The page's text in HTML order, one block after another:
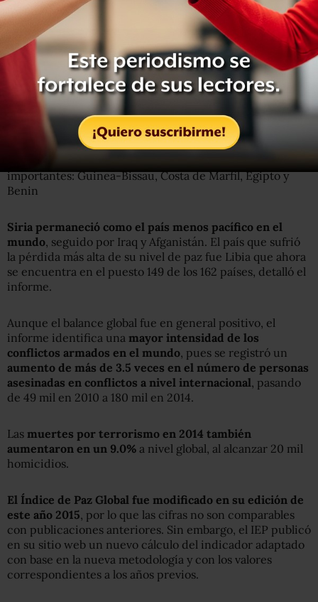
En cuanto a los resultados del Índice de Paz Global 2015,
los países más pacíficos son Islandia, Dinamarca y
. Y los países que ha registrado mejoras
importantes: Guinea-Bissau, Costa de Marfil, Egipto y
Benin
Siria permaneció como el país menos pacífico en el
mundo , seguido por Iraq y Afganistán. El país que sufrió
la pérdida más alta de su nivel de paz fue Libia que ahora
se encuentra en el puesto 149 de los 162 países, detalló el
informe.
Aunque el balance global fue en general positivo, el
informe identifica una mayor intensidad de los
conflictos armados en el mundo , pues se registró un
aumento de más de 3.5 veces en el número de personas
asesinadas en conflictos a nivel internacional , pasando
de 49 mil en 2010 a 180 mil en 2014.
Las muertes por terrorismo en 2014 también
aumentaron en un 9.0% a nivel global, al alcanzar 20 mil
homicidios.
El Índice de Paz Global fue modificado en su edición de
este año 2015 , por lo que las cifras no son comparables
con publicaciones anteriores. Sin embargo, el IEP publicó
en su sitio web un nuevo cálculo del indicador adaptado
con base en la nueva metodología y con los valores
correspondientes a los años previos.